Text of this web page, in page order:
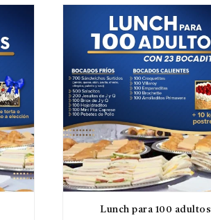
Lunch para 100 adultos